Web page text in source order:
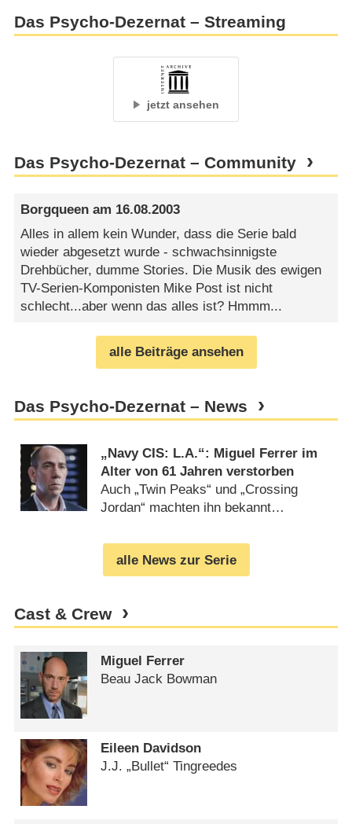
Das Psycho-Dezernat – Streaming
jetzt ansehen
Das Psycho-Dezernat – Community
Borgqueen am 16.08.2003
Alles in allem kein Wunder, dass die Serie bald
wieder abgesetzt wurde - schwachsinnigste
Drehbücher, dumme Stories. Die Musik des ewigen
TV-Serien-Komponisten Mike Post ist nicht
schlecht...aber wenn das alles ist? Hmmm...
alle Beiträge ansehen
Das Psycho-Dezernat – News
„Navy CIS: L.A.“: Miguel Ferrer im
Alter von 61 Jahren verstorben
Auch „Twin Peaks“ und „Crossing
Jordan“ machten ihn bekannt
alle News zur Serie
Cast & Crew
Miguel Ferrer
Beau Jack Bowman
Eileen Davidson
J.J. „Bullet“ Tingreedes